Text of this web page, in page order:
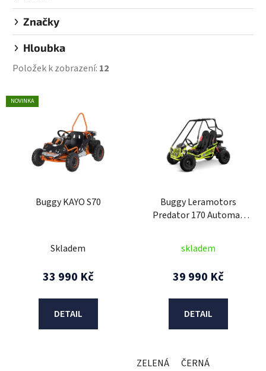
Značky
Hloubka
Položek k zobrazení: 12
V
ý
NOVINKA
Buggy KAYO S70
Skladem
33 990 Kč
DETAIL
Buggy Leramotors
Predator 170 Automat
skladem
39 990 Kč
DETAIL
ZELENÁ ČERNÁ